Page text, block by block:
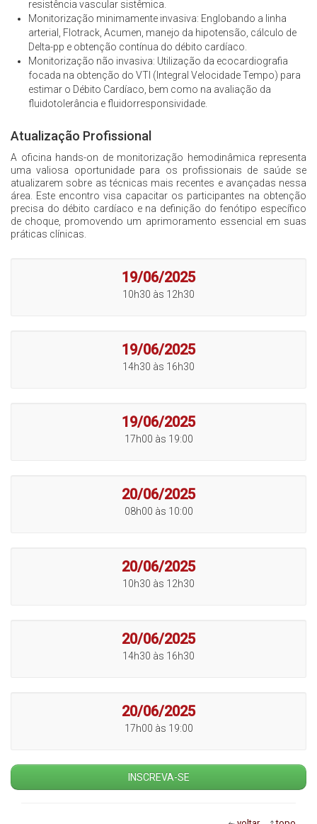
resistência vascular sistêmica.
Monitorização minimamente invasiva: Englobando a linha
arterial, Flotrack, Acumen, manejo da hipotensão, cálculo de
Delta-pp e obtenção contínua do débito cardíaco.
Monitorização não invasiva: Utilização da ecocardiografia
focada na obtenção do VTI (Integral Velocidade Tempo) para
estimar o Débito Cardíaco, bem como na avaliação da
fluidotolerância e fluidorresponsividade.
Atualização Profissional
A oficina hands-on de monitorização hemodinâmica representa
uma valiosa oportunidade para os profissionais de saúde se
atualizarem sobre as técnicas mais recentes e avançadas nessa
área. Este encontro visa capacitar os participantes na obtenção
precisa do débito cardíaco e na definição do fenótipo específico
de choque, promovendo um aprimoramento essencial em suas
práticas clínicas.
19/06/2025
10h30 às 12h30
19/06/2025
14h30 às 16h30
19/06/2025
17h00 às 19:00
20/06/2025
08h00 às 10:00
20/06/2025
10h30 às 12h30
20/06/2025
14h30 às 16h30
20/06/2025
17h00 às 19:00
INSCREVA-SE